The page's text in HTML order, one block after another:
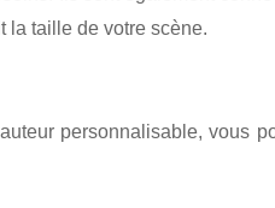
la taille de votre scène.
personnalisable, vous